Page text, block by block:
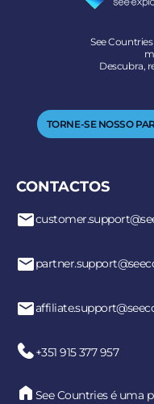
See
Descubra,
TORNE-SE NOSSO
CONTACTOS
+351 915 377 957
See Countries é uma